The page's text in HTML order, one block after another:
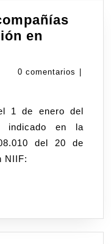
en
0 comentarios
en la
del 20 de
NIIF: